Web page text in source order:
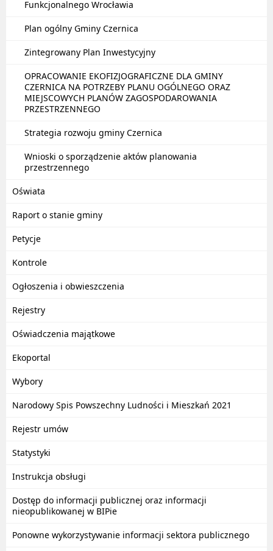
Funkcjonalnego Wrocławia
Plan ogólny Gminy Czernica
Zintegrowany Plan Inwestycyjny
OPRACOWANIE EKOFIZJOGRAFICZNE DLA GMINY
CZERNICA NA POTRZEBY PLANU OGÓLNEGO ORAZ
MIEJSCOWYCH PLANÓW ZAGOSPODAROWANIA
PRZESTRZENNEGO
Strategia rozwoju gminy Czernica
Wnioski o sporządzenie aktów planowania
przestrzennego
Oświata
Raport o stanie gminy
Petycje
Kontrole
Ogłoszenia i obwieszczenia
Rejestry
Oświadczenia majątkowe
Ekoportal
Wybory
Narodowy Spis Powszechny Ludności i Mieszkań 2021
Rejestr umów
Statystyki
Instrukcja obsługi
Dostęp do informacji publicznej oraz informacji
nieopublikowanej w BIPie
Ponowne wykorzystywanie informacji sektora publicznego